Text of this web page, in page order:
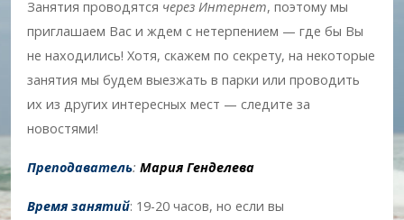
Занятия проводятся через Интернет, поэтому мы
приглашаем Вас и ждем с нетерпением — где бы Вы
не находились! Хотя, скажем по секрету, на некоторые
занятия мы будем выезжать в парки или проводить
их из других интересных мест — следите за
новостями!
Преподаватель: Мария Генделева
Время занятий: 19-20 часов, но если вы